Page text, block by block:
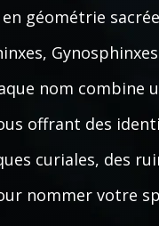
géométrie
nom
offrant des
curiales, des
nommer votre